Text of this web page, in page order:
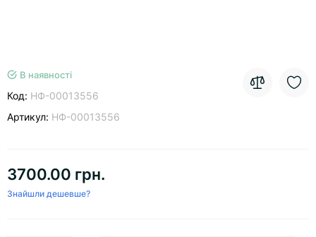
В наявності
Код: НФ-00013556
Артикул: НФ-00013556
3700.00 грн.
Знайшли дешевше?